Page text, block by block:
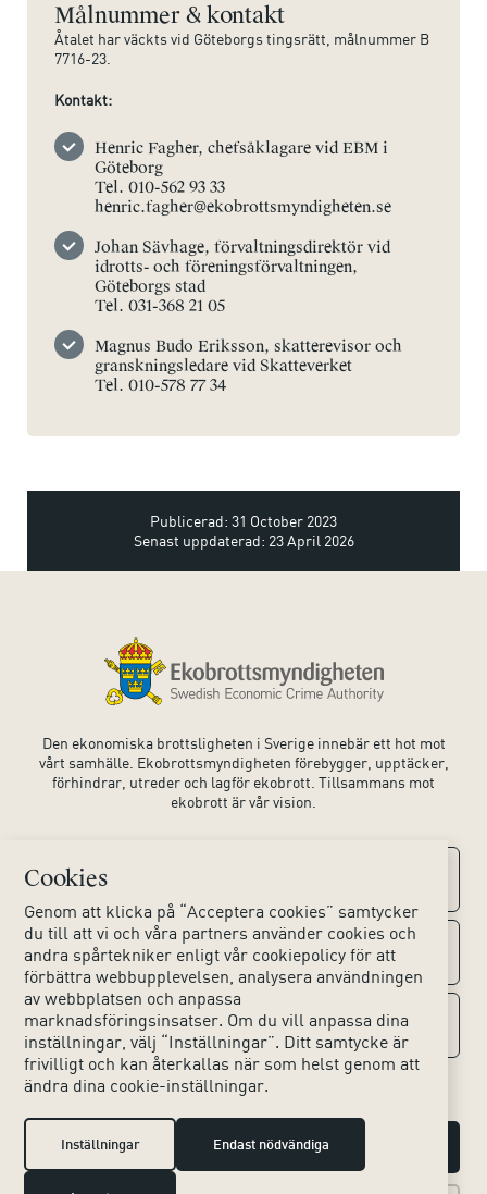
Cookies
Genom att klicka på “Acceptera cookies” samtycker
du till att vi och våra partners använder cookies och
andra spårtekniker enligt vår cookiepolicy för att
förbättra webbupplevelsen, analysera användningen
av webbplatsen och anpassa
marknadsföringsinsatser. Om du vill anpassa dina
inställningar, välj “Inställningar”. Ditt samtycke är
frivilligt och kan återkallas när som helst genom att
ändra dina cookie-inställningar.
Inställningar Endast nödvändiga
Målnummer & kontakt
Åtalet har väckts vid Göteborgs tingsrätt, målnummer B
7716-23.
Kontakt:
Henric Fagher, chefsåklagare vid EBM i
Göteborg
Tel. 010-562 93 33
henric.fagher@ekobrottsmyndigheten.se
Johan Sävhage, förvaltningsdirektör vid
idrotts- och föreningsförvaltningen,
Göteborgs stad
Tel. 031-368 21 05
Magnus Budo Eriksson, skatterevisor och
granskningsledare vid Skatteverket
Tel. 010-578 77 34
Publicerad: 31 October 2023
Senast uppdaterad: 23 April 2026
Den ekonomiska brottsligheten i Sverige innebär ett hot mot
vårt samhälle. Ekobrottsmyndigheten förebygger, upptäcker,
förhindrar, utreder och lagför ekobrott. Tillsammans mot
ekobrott är vår vision.
Kontaktuppgifter
Kontakta oss
Huvudkontoret
Lokala kontor
Press & Media
Om webbplatsen
Tillgänglighet webbplats
Hjälpmedel
Om kakor (cookies)
Sociala medier
Instagram
LinkedIn Hantera cookies